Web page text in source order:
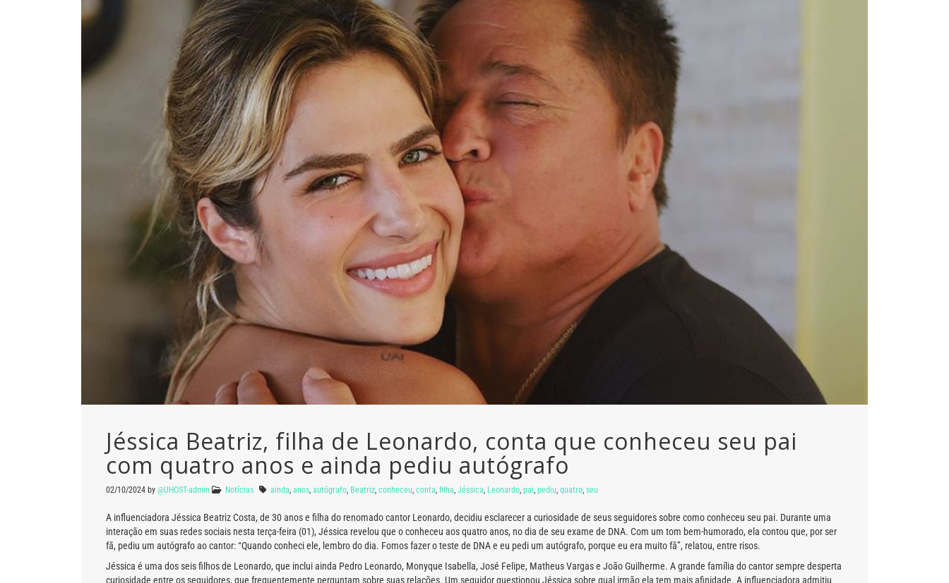
Jéssica Beatriz, filha de Leonardo, conta que conheceu seu pai
com quatro anos e ainda pediu autógrafo
02/10/2024 by @UHOST-admin Notícias ainda anos autógrafo Beatriz conheceu conta filha Jéssica Leonardo pai pediu quatro seu
A influenciadora Jéssica Beatriz Costa, de 30 anos e filha do renomado cantor Leonardo, decidiu esclarecer a curiosidade de seus seguidores sobre como conheceu seu pai. Durante uma
interação em suas redes sociais nesta terça-feira (01), Jéssica revelou que o conheceu aos quatro anos, no dia de seu exame de DNA. Com um tom bem-humorado, ela contou que, por ser
fã, pediu um autógrafo ao cantor: “Quando conheci ele, lembro do dia. Fomos fazer o teste de DNA e eu pedi um autógrafo, porque eu era muito fã”, relatou, entre risos.
Jéssica é uma dos seis filhos de Leonardo, que inclui ainda Pedro Leonardo, Monyque Isabella, José Felipe, Matheus Vargas e João Guilherme. A grande família do cantor sempre desperta
curiosidade entre os seguidores, que frequentemente perguntam sobre suas relações. Um seguidor questionou Jéssica sobre qual irmão ela tem mais afinidade. A influenciadora admitiu